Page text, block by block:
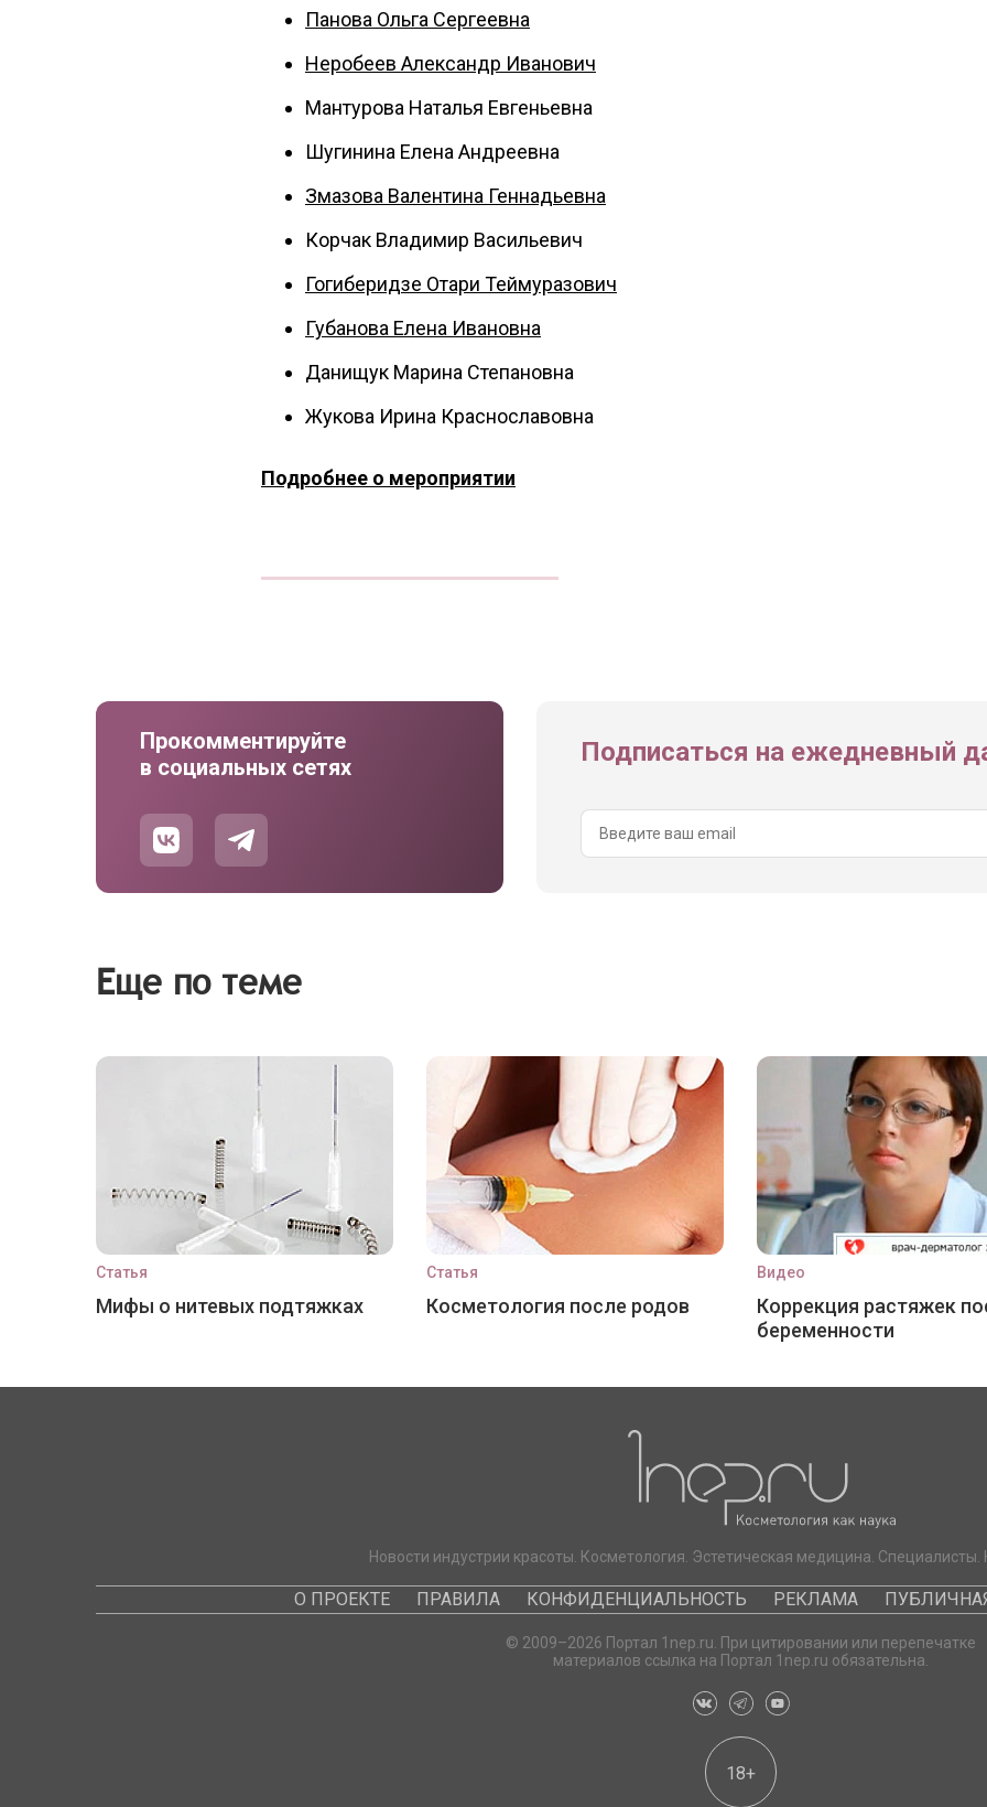
Панова Ольга Сергеевна
Неробеев Александр Иванович
Мантурова Наталья Евгеньевна
Шугинина Елена Андреевна
Змазова Валентина Геннадьевна
Корчак Владимир Васильевич
Гогиберидзе Отари Теймуразович
Губанова Елена Ивановна
Данищук Марина Степановна
Жукова Ирина Краснославовна
Подробнее о мероприятии
Прокомментируйте
в социальных сетях
Подписаться на ежедневный
Еще по теме
Статья
Мифы о нитевых подтяжках
Статья
Косметология после родов
Видео
Коррекция растяжек
беременности
Новости индустрии красоты. Косметология. Эстетическая медицина.
О ПРОЕКТЕ ПРАВИЛА КОНФИДЕНЦИАЛЬНОСТЬ РЕКЛАМА
© 2009–2026 Портал 1nep.ru. При цитировании или перепечатке
материалов ссылка на Портал 1nep.ru обязательна.
18+